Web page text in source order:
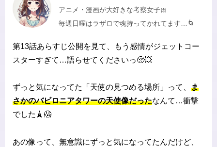
アニメ・漫画が大好きな考察女子🎀
毎週日曜はラザロで魂持ってかれてます…🌀
第13話あらすじ公開を見て、もう感情がジェットコー
スターすぎて…語らせてくださいっ🥺💥
ずっと気になってた「天使の見つめる場所」って、 ま
さかのバビロニアタワーの天使像だったなんて…衝撃
でした🗼😱
あの像って、無意識にずっと気になってたんだけど、